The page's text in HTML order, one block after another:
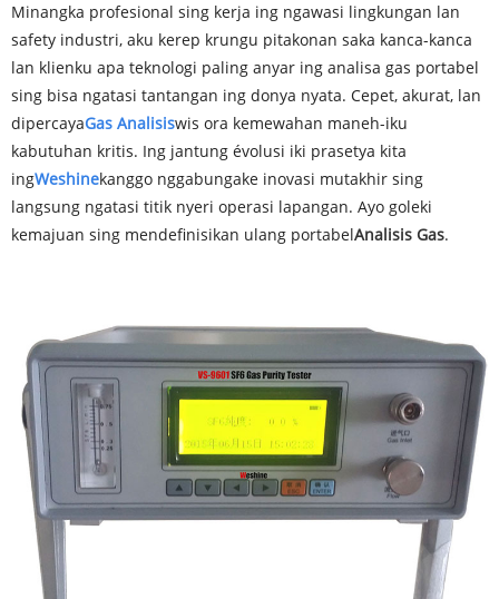
Minangka profesional sing kerja ing ngawasi lingkungan lan
safety industri, aku kerep krungu pitakonan saka kanca-kanca
lan klienku apa teknologi paling anyar ing analisa gas portabel
sing bisa ngatasi tantangan ing donya nyata. Cepet, akurat, lan
dipercayaGas Analisiswis ora kemewahan maneh-iku
kabutuhan kritis. Ing jantung évolusi iki prasetya kita
ingWeshinekanggo nggabungake inovasi mutakhir sing
langsung ngatasi titik nyeri operasi lapangan. Ayo goleki
kemajuan sing mendefinisikan ulang portabelAnalisis Gas.